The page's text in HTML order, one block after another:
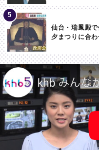
仙台・瑞鳳殿
夕まつりに合わ